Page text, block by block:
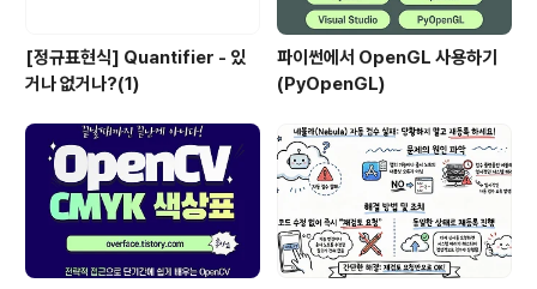
[정규표현식] Quantifier - 있
거나 없거나?(1)
파이썬에서 OpenGL 사용하기
(PyOpenGL)